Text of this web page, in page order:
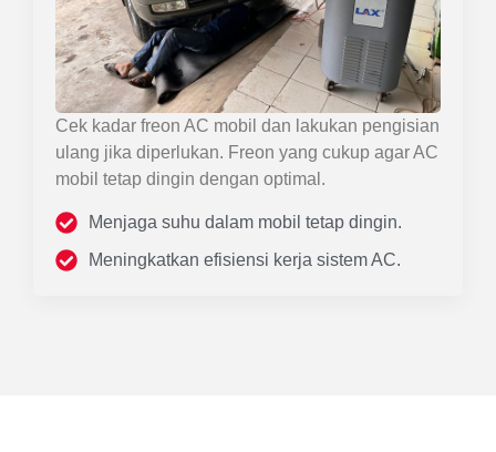
Cek kadar freon AC mobil dan lakukan pengisian
ulang jika diperlukan. Freon yang cukup agar AC
mobil tetap dingin dengan optimal.
Menjaga suhu dalam mobil tetap dingin.
Meningkatkan efisiensi kerja sistem AC.